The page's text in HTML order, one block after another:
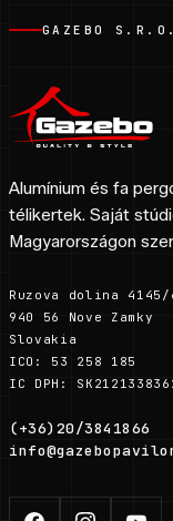
GAZEBO S.R.O.
Alumínium és fa
télikertek. Saját
Magyarországon
Ruzova dolina 4145/
940 56 Nove Zamky
Slovakia
ICO: 53 258 185
IC DPH:
(+36)20/3841866